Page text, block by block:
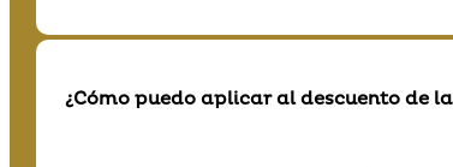
¿Cómo puedo aplicar al descuento de